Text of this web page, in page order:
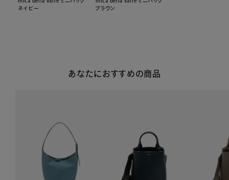
ネイビー
ブラウン
あなたにおすすめの商品